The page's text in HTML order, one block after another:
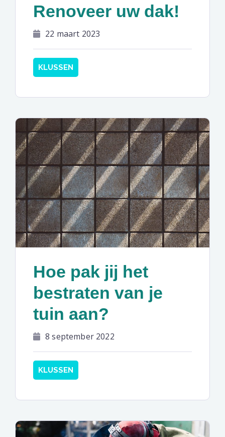
Renoveer uw dak!
22 maart 2023
KLUSSEN
Hoe pak jij het
bestraten van je
tuin aan?
8 september 2022
KLUSSEN